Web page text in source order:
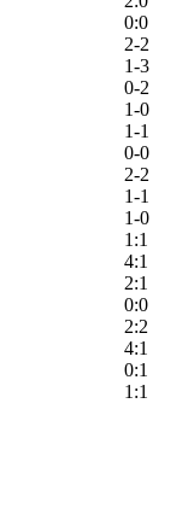
0:0
2-2
1-3
0-2
1-0
1-1
0-0
2-2
1-1
1-0
1:1
4:1
2:1
0:0
2:2
4:1
0:1
1:1